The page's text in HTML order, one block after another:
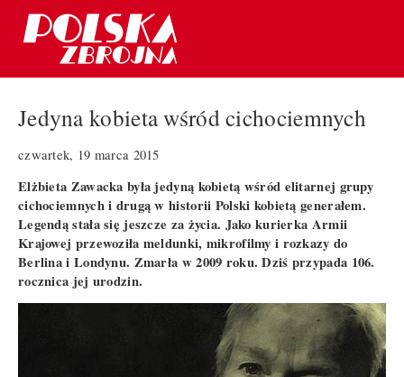
Jedyna kobieta wśród cichociemnych
czwartek, 19 marca 2015
Elżbieta Zawacka była jedyną kobietą wśród elitarnej grupy
cichociemnych i drugą w historii Polski kobietą generałem.
Legendą stała się jeszcze za życia. Jako kurierka Armii
Krajowej przewoziła meldunki, mikrofilmy i rozkazy do
Berlina i Londynu. Zmarła w 2009 roku. Dziś przypada 106.
rocznica jej urodzin.